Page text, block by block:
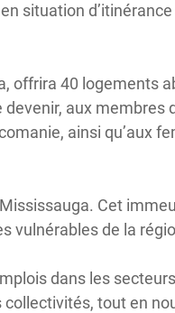
situation
offrira 40 logements
aux membres
ainsi qu’aux
Cet
vulnérables de la
dans les
tout en